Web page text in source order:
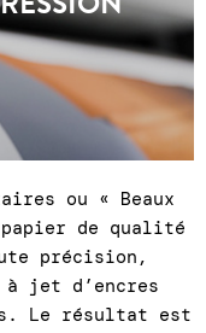
ou « Beaux
de qualité
précision,
jet d’encres
Le résultat est